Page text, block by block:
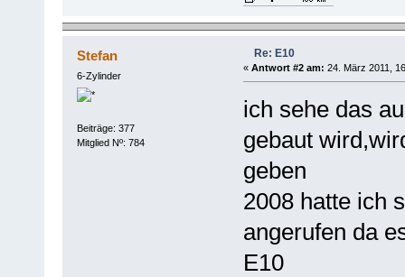
Stefan
6-Zylinder
Beiträge: 377
Mitglied Nº: 784
Re: E10
« Antwort #2 am: 24. März 2011,
ich sehe das
gebaut
geben
2008 hatte ich
angerufen da
E10